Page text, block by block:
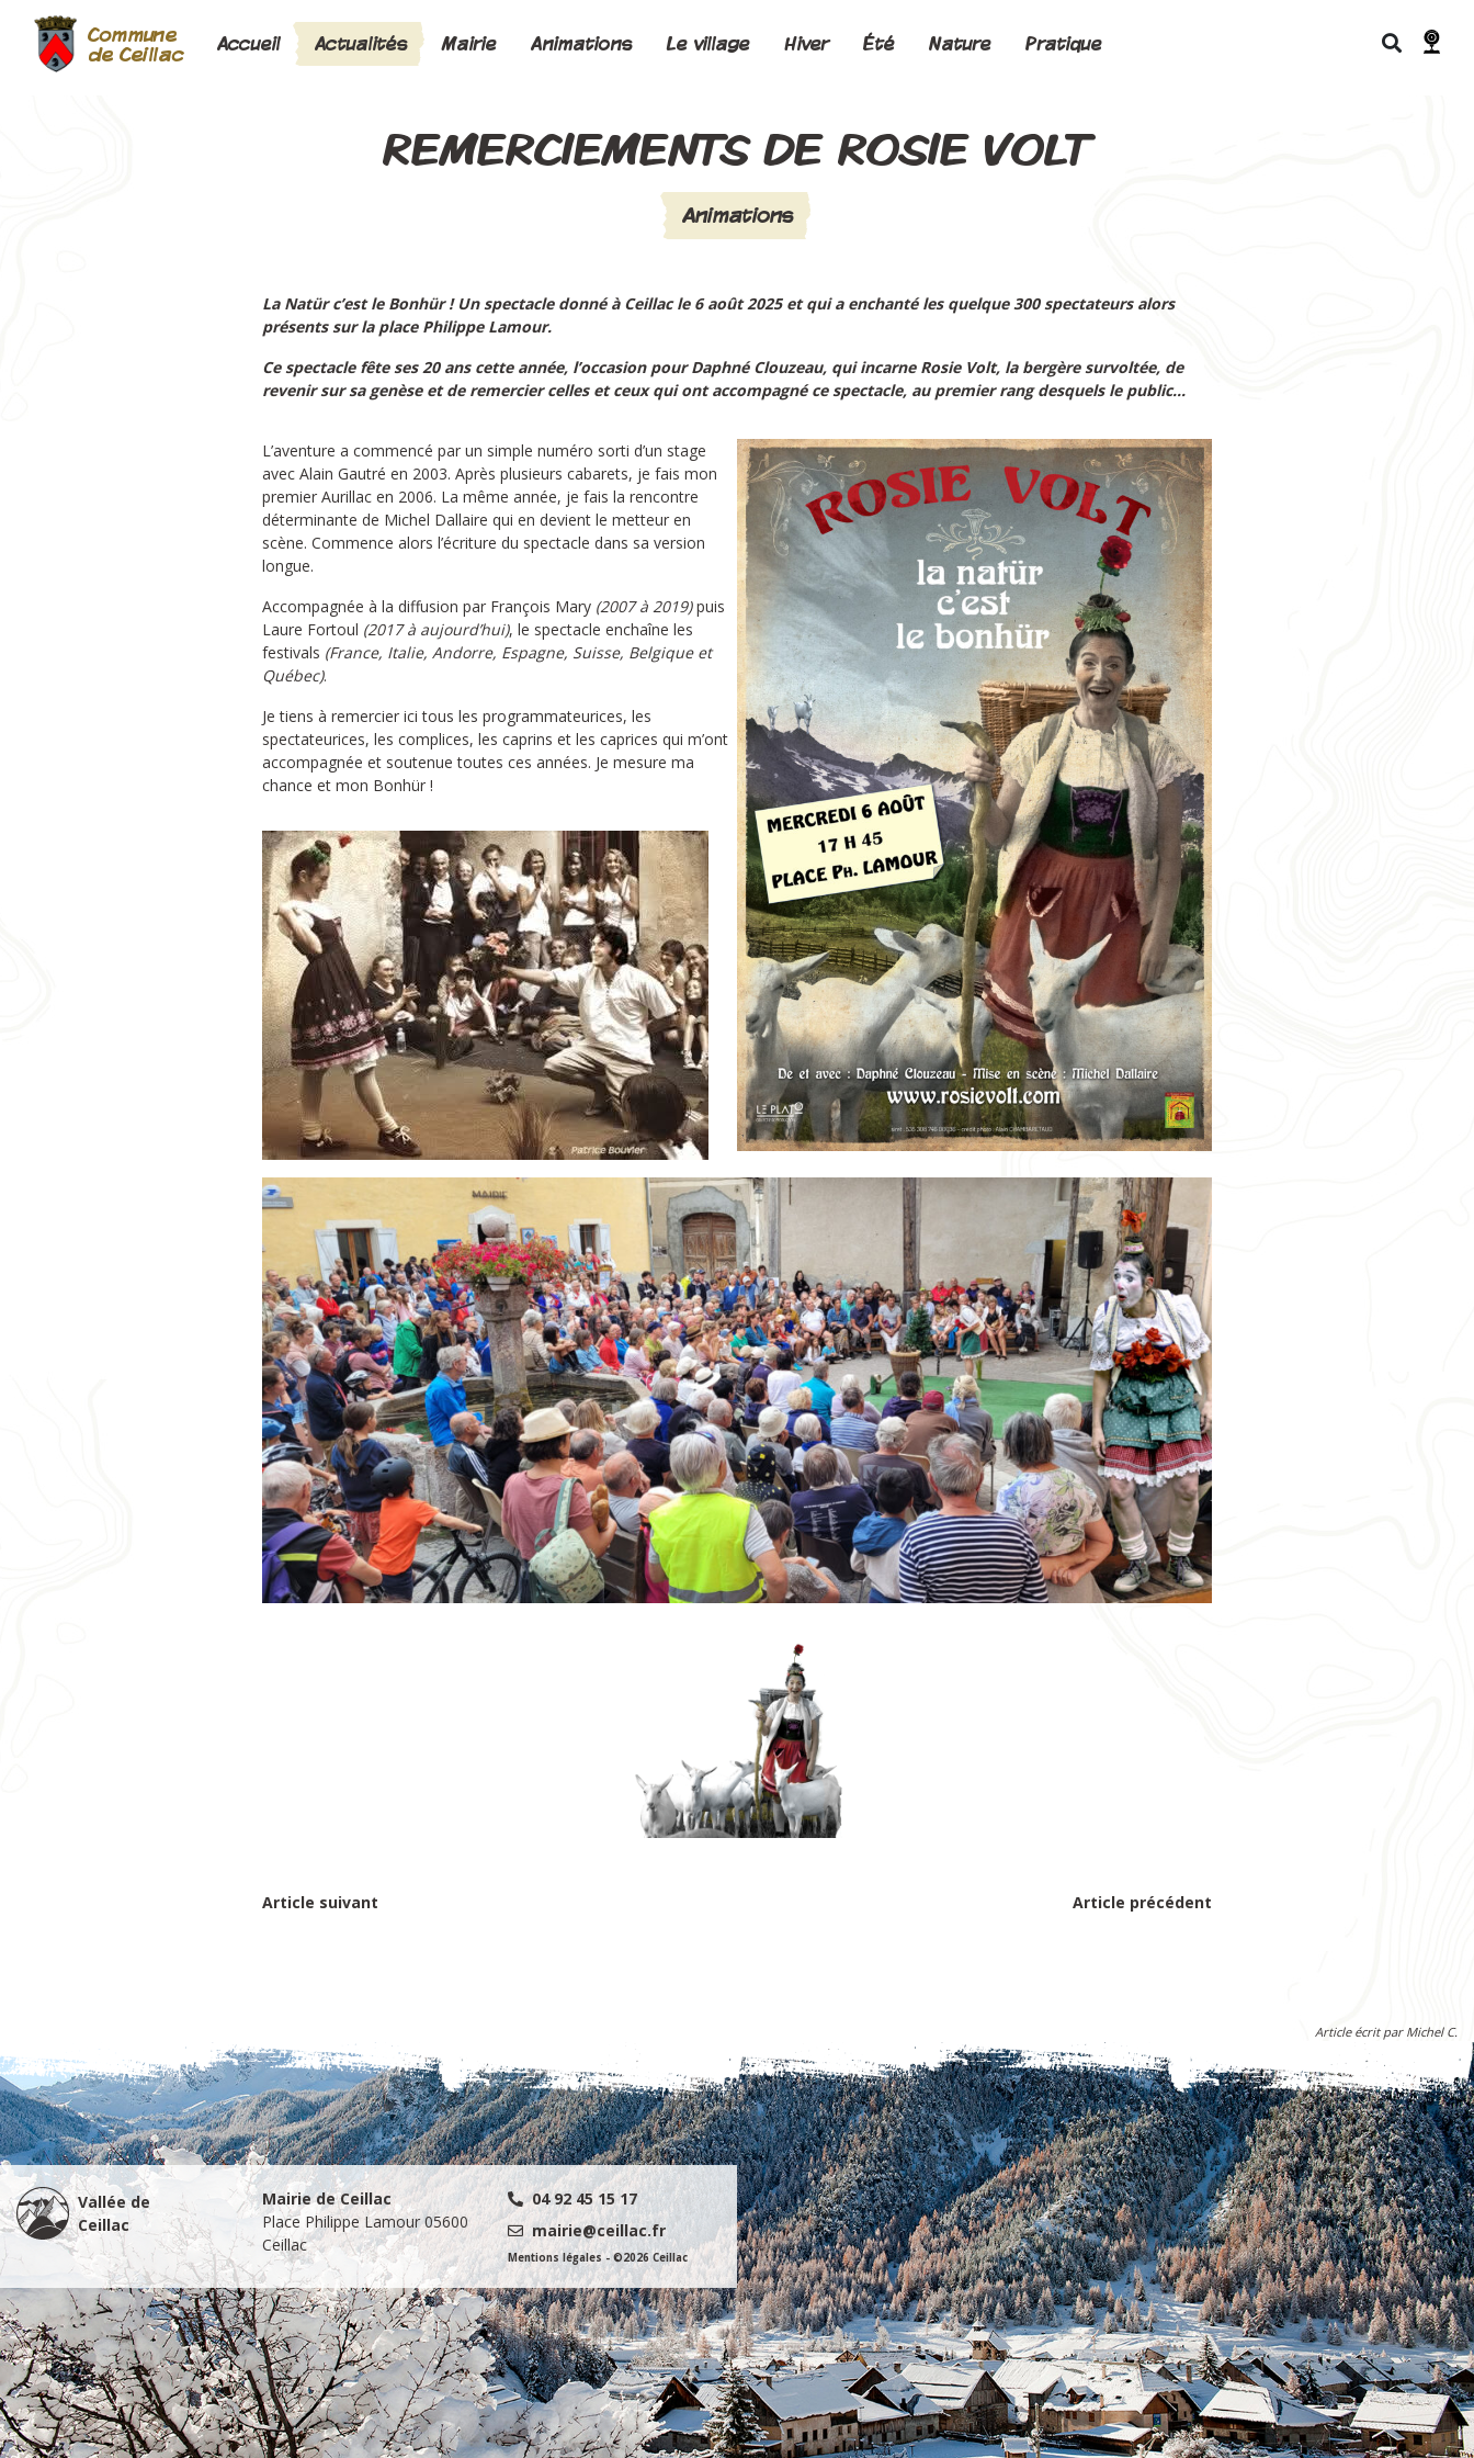
Commune
de Ceillac
Accueil Actualités Mairie Animations Le village Hiver Été Nature Pratique
REMERCIEMENTS DE ROSIE VOLT
Animations
La Natür c’est le Bonhür ! Un spectacle donné à Ceillac le 6 août 2025 et qui a enchanté les quelque 300 spectateurs alors
présents sur la place Philippe Lamour.
Ce spectacle fête ses 20 ans cette année, l’occasion pour Daphné Clouzeau, qui incarne Rosie Volt, la bergère survoltée, de
revenir sur sa genèse et de remercier celles et ceux qui ont accompagné ce spectacle, au premier rang desquels le public…
L’aventure a commencé par un simple numéro sorti d’un stage
avec Alain Gautré en 2003. Après plusieurs cabarets, je fais mon
premier Aurillac en 2006. La même année, je fais la rencontre
déterminante de Michel Dallaire qui en devient le metteur en
scène. Commence alors l’écriture du spectacle dans sa version
longue.
Accompagnée à la diffusion par François Mary (2007 à 2019)puis
Laure Fortoul (2017 à aujourd’hui), le spectacle enchaîne les
festivals (France, Italie, Andorre, Espagne, Suisse, Belgique et
Québec).
Je tiens à remercier ici tous les programmateurices, les
spectateurices, les complices, les caprins et les caprices qui m’ont
accompagnée et soutenue toutes ces années. Je mesure ma
chance et mon Bonhür !
Article suivant Article précédent
Article écrit par Michel C.
Vallée de
Ceillac
Mairie de Ceillac
Place Philippe Lamour 05600
Ceillac
04 92 45 15 17
mairie@ceillac.fr
Mentions légales - ©2026 Ceillac